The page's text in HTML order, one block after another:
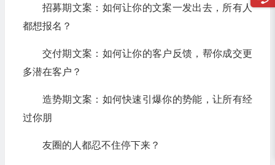
招募期文案：如何让你的文案一发出去，所有人
都想报名？
交付期文案：如何让你的客户反馈，帮你成交更
多潜在客户？
造势期文案：如何快速引爆你的势能，让所有经
过你朋
友圈的人都忍不住停下来？